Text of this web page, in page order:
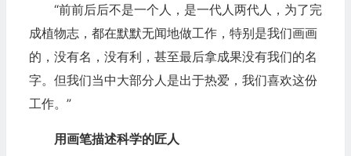
“前前后后不是一个人，是一代人两代人，为了完
成植物志，都在默默无闻地做工作，特别是我们画画
的，没有名，没有利，甚至最后拿成果没有我们的名
字。但我们当中大部分人是出于热爱，我们喜欢这份
工作。”
用画笔描述科学的匠人